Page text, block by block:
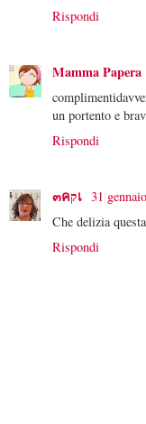
Rispondi
Mamma Papera
un portento e
Rispondi
๓คקเ 31
Che delizia
Rispondi